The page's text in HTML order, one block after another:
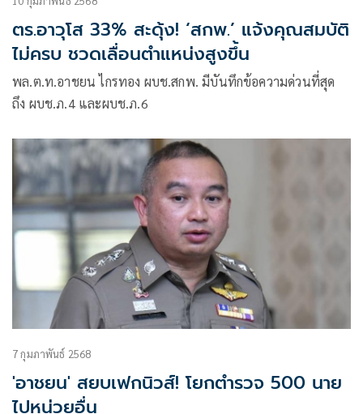
ตร.อาวุโส 33% สะดุ้ง! ‘สกพ.’ แจ้งคุณสมบัติ
ไม่ครบ ชวดเลื่อนตำแหน่งสูงขึ้น
พล.ต.ท.อาชยน ไกรทอง ผบช.สกพ. มีบันทึกข้อความด่วนที่สุด
ถึง ผบช.ภ.4 และผบช.ภ.6
7 กุมภาพันธ์ 2568
'อาชยน' สยบเฟกนิวส์! โยกตำรวจ 500 นาย
ไปหน่วยอื่น